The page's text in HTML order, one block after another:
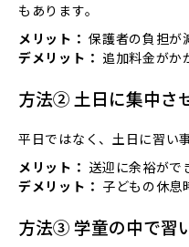
もあります。
メリット： 保護者の負担が
デメリット： 追加料金がか
方法② 土日に集中さ
平日ではなく、土日に習い
メリット： 送迎に余裕がで
デメリット： 子どもの休息
方法③ 学童の中で習